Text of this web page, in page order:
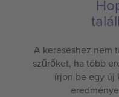
A kereséshez nem
szűrőket, ha több
írjon be egy új